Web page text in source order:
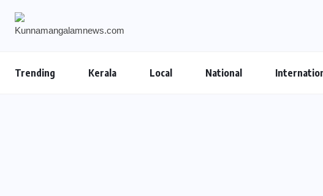
Trending Kerala Local National